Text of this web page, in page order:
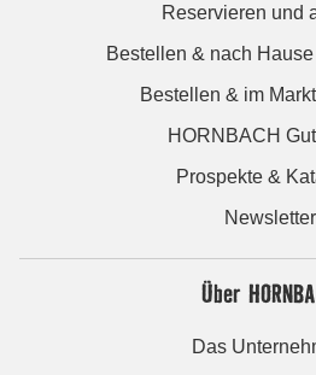
Reservieren und
Bestellen & nach
Bestellen & im
HORNBACH
Prospekte &
Newsletter
Über
Das